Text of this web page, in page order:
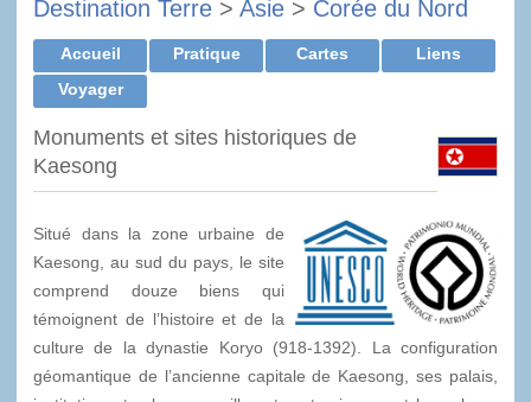
Destination Terre > Asie > Corée du Nord
Accueil Pratique Cartes
Liens
Voyager
Monuments et sites historiques de
Kaesong
Situé dans la zone urbaine de
Kaesong, au sud du pays, le site
comprend douze biens qui
témoignent de l’histoire et de la
culture de la dynastie Koryo (918-1392). La configuration
géomantique de l’ancienne capitale de Kaesong, ses palais,